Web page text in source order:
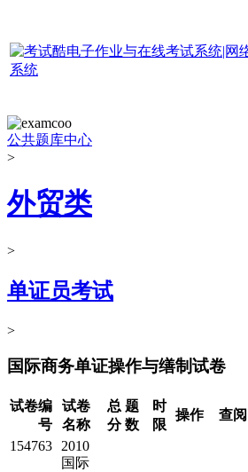
公共题库中心
>
外贸类
>
单证员考试
>
国际商务单证操作与缮制试卷
试卷编
号
试卷
名称
总
分
题
数
时
限
操作 查阅
154763
2010
国际